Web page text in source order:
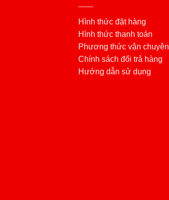
Hình thức đặt hàng
Hình thức thanh toán
Phương thức vận chuyên
Chính sách đổi trả hàng
Hướng dẫn sử dụng